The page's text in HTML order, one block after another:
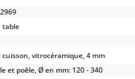
table
cuisson, vitrocéramique, 4 mm
et poêle, Ø en mm: 120 - 340